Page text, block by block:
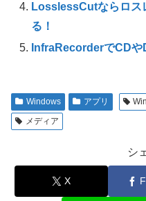
LosslessCutならロス
る！
InfraRecorderでCD
Windows アプリ
メディア
シ
X